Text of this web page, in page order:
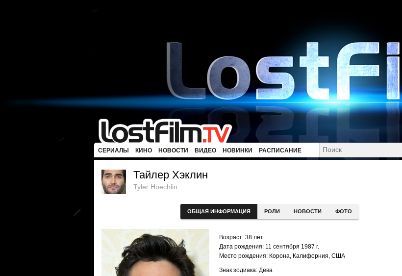
СЕРИАЛЫ КИНО НОВОСТИ ВИДЕО НОВИНКИ РАСПИСАНИЕ
Тайлер Хэклин
Tyler Hoechlin
ОБЩАЯ ИНФОРМАЦИЯ РОЛИ НОВОСТИ ФОТО
Возраст: 38 лет
Дата рождения: 11 сентября 1987 г.
Место рождения: Корона, Калифорния, США
Знак зодиака: Дева